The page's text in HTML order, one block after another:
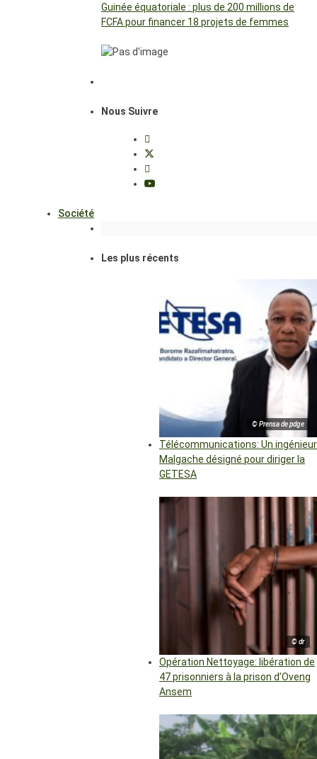
Guinée équatoriale : plus de 200 millions de
FCFA pour financer 18 projets de femmes
Nous Suivre
Société
Les plus récents
© Prensa de pdge
Télécommunications: Un ingénieur
Malgache désigné pour diriger la
GETESA
© dr
Opération Nettoyage: libération de
47 prisonniers à la prison d’Oveng
Ansem